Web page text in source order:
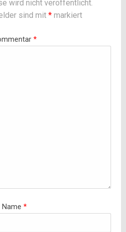
wird nicht veröffentlicht.
sind mit *markiert
*
Name *